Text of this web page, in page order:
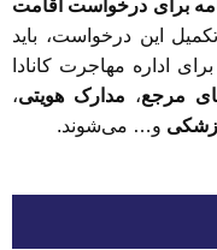
برای درخواست اقامت
این درخواست، باید
اداره مهاجرت کانادا
مرجع، مدارک هویتی،
پزشکی و… می‌شوند.